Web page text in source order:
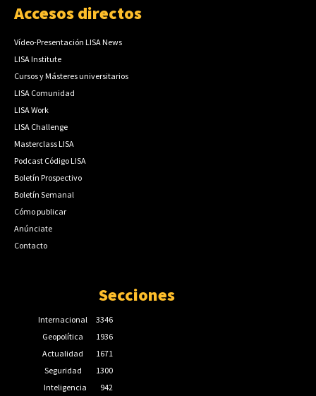
Accesos directos
Vídeo-Presentación LISA News
LISA Institute
Cursos y Másteres universitarios
LISA Comunidad
LISA Work
LISA Challenge
Masterclass LISA
Podcast Código LISA
Boletín Prospectivo
Boletín Semanal
Cómo publicar
Anúnciate
Contacto
Secciones
Internacional
3346
Geopolítica
1936
Actualidad
1671
Seguridad
1300
Inteligencia
942